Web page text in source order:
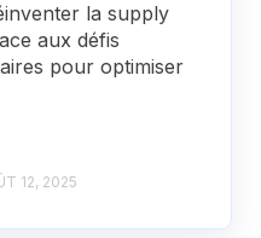
la supply
aux défis
pour optimiser
12, 2025